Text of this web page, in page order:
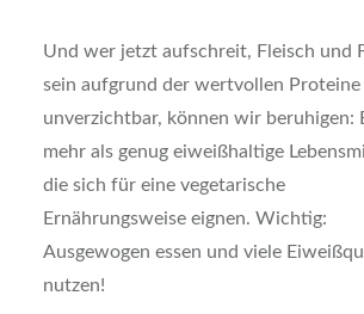
Und wer jetzt aufschreit, Fleisch und
sein aufgrund der wertvollen Proteine
unverzichtbar, können wir beruhigen:
mehr als genug eiweißhaltige
die sich für eine vegetarische
Ernährungsweise eignen. Wichtig:
Ausgewogen essen und viele
nutzen!